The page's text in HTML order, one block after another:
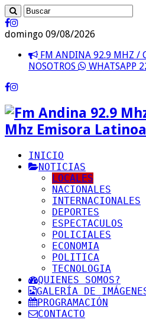
domingo 09/08/2026
FM ANDINA 92.9 MHZ /
NOSOTROS
WHATSAPP
Mhz Emisora
INICIO
NOTICIAS
LOCALES
NACIONALES
INTERNACIONALES
DEPORTES
ESPECTACULOS
POLICIALES
ECONOMIA
POLITICA
TECNOLOGIA
QUIENES SOMOS?
GALERÍA DE
PROGRAMACIÓN
CONTACTO